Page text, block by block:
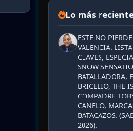
Lo más reciente
ESTE NO
VALENCIA.
CLAVES,
SNOW
BATALLADORA,
BRICELIO, THE
COMPADRE
CANELO,
BATACAZOS.
2026).